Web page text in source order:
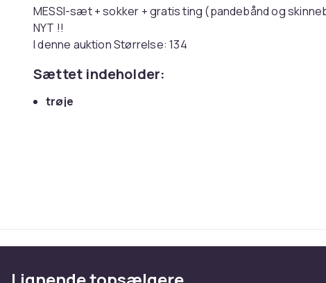
MESSI-sæt + sokker + gratis ting (pandebånd og
NYT !!
I denne auktion Størrelse: 134
Sættet indeholder:
trøje
Tøjet er lavet af stærkt, åndbart
Strømper lavet af garn af højeste kvalitet.